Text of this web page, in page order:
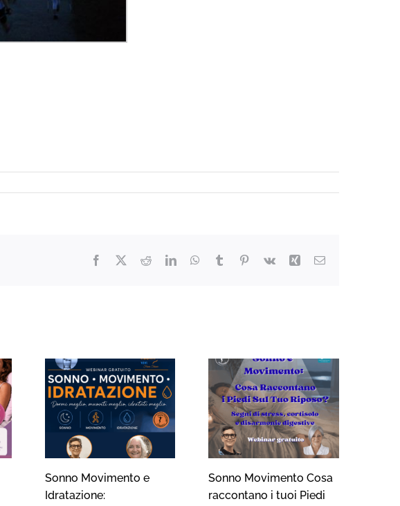
Facebook
X RedditLinkedInWhatsApp
TumblrPinterest
Vk Xing Email
Sonno Movimento e
Idratazione:
Sonno Movimento Cosa
raccontano i tuoi Piedi